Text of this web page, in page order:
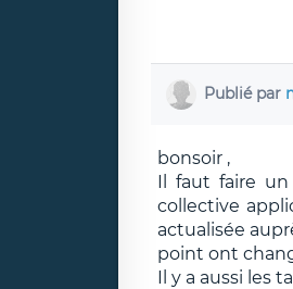
Publié par
bonsoir ,
Il faut faire
collective
actualisée
point ont
Il y a aussi les